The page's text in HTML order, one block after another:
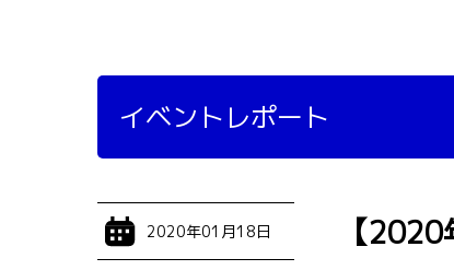
イベントレポート
2020年01月18日
【